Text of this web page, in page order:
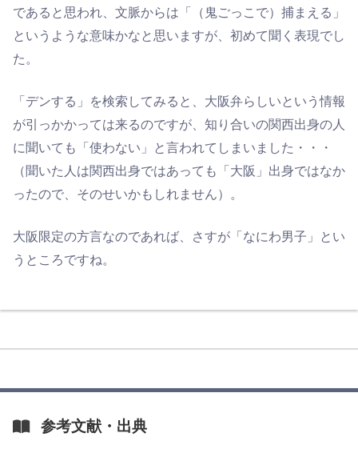
であると思われ、文脈からは「（鬼ごっこで）捕まえる」
というような意味かなと思いますが、初めて聞く表現でし
た。
「デンする」を検索してみると、大阪弁らしいという情報
が引っかかっては来るのですが、知り合いの関西出身の人
に聞いても「使わない」と言われてしまいました・・・
（聞いた人は関西出身ではあっても「大阪」出身ではなか
ったので、そのせいかもしれません）。
大阪限定の方言なのであれば、さすが「なにわ男子」とい
うところですね。
参考文献・出典